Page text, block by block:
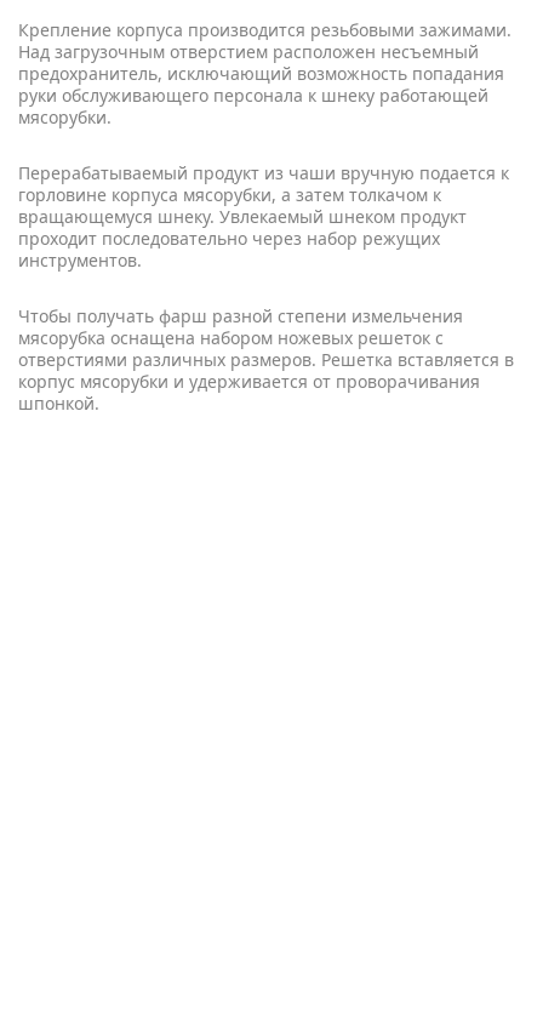
Крепление корпуса производится резьбовыми зажимами.
Над загрузочным отверстием расположен несъемный
предохранитель, исключающий возможность попадания
руки обслуживающего персонала к шнеку работающей
мясорубки.
Перерабатываемый продукт из чаши вручную подается к
горловине корпуса мясорубки, а затем толкачом к
вращающемуся шнеку. Увлекаемый шнеком продукт
проходит последовательно через набор режущих
инструментов.
Чтобы получать фарш разной степени измельчения
мясорубка оснащена набором ножевых решеток с
отверстиями различных размеров. Решетка вставляется в
корпус мясорубки и удерживается от проворачивания
шпонкой.